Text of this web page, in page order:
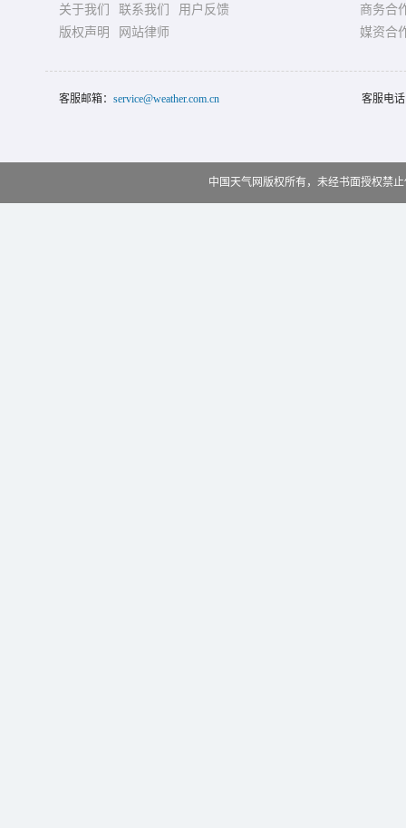
关于我们 联系我们
用户反馈
版权声明
网站律师
商务合
媒资合
客服邮箱： service@weather.com.cn 客服电
中国天气网版权所有，未经书面授权